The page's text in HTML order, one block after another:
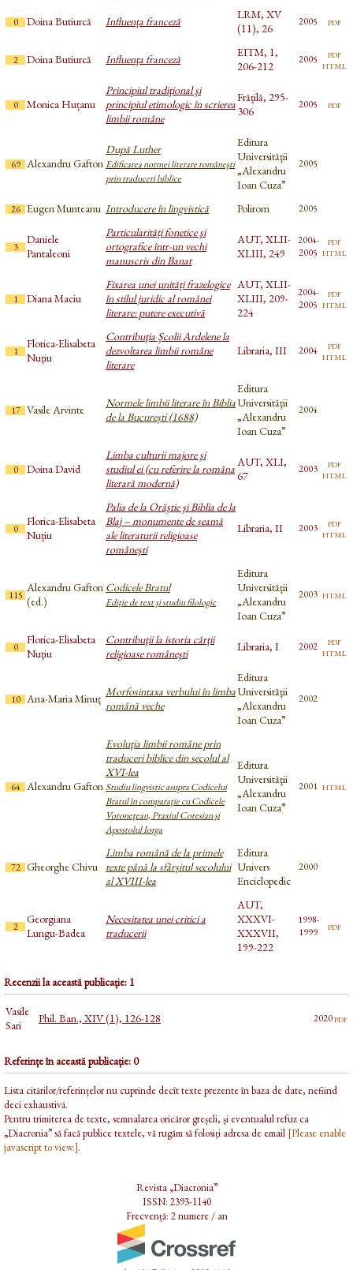
0 Doina Butiurcă Influența franceză
LRM, XV
(11), 26
2005 pdf
2 Doina Butiurcă Influenţa franceză
EITM, 1,
206-212
2005 pdf
html
0 Monica Huțanu
Principiul tradiţional şi
principiul etimologic în scrierea
limbii române
Frățilă, 295-
306
2005 pdf
69 Alexandru Gafton
După Luther
Edificarea normei literare româneşti
prin traduceri biblice
Editura
Universităţii
„Alexandru
Ioan Cuza”
2005
26 Eugen Munteanu Introducere în lingvistică Polirom 2005
3
Daniele
Pantaleoni
Particularități fonetice şi
ortografice într-un vechi
manuscris din Banat
AUT, XLII-
XLIII, 249
2004-
2005
pdf
html
1 Diana Maciu
Fixarea unei unități frazelogice
în stilul juridic al românei
literare: putere executivă
AUT, XLII-
XLIII, 209-
224
2004-
2005
pdf
html
1
Florica-Elisabeta
Nuțiu
Contribuţia Şcolii Ardelene la
dezvoltarea limbii române
literare
Libraria, III 2004 pdf
html
17 Vasile Arvinte
Normele limbii literare în Biblia
de la București (1688)
Editura
Universităţii
„Alexandru
Ioan Cuza”
2004
0 Doina David
Limba culturii majore şi
studiul ei (cu referire la româna
literară modernă)
AUT, XLI,
67
2003 pdf
html
0
Florica-Elisabeta
Nuțiu
Palia de la Orăştie şi Biblia de la
Blaj – monumente de seamă
ale literaturii religioase
româneşti
Libraria, II 2003 pdf
html
115
Alexandru Gafton
(ed.)
Codicele Bratul
Ediţie de text şi studiu filologic
Editura
Universităţii
„Alexandru
Ioan Cuza”
2003 html
0
Florica-Elisabeta
Nuțiu
Contribuţii la istoria cărţii
religioase româneşti
Libraria, I 2002 pdf
html
10 Ana-Maria Minuț Morfosintaxa verbului în limba
română veche
Editura
Universităţii
„Alexandru
Ioan Cuza”
2002
64 Alexandru Gafton
Evoluţia limbii române prin
traduceri biblice din secolul al
XVI-lea
Studiu lingvistic asupra Codicelui
Bratul în comparaţie cu Codicele
Voroneţean, Praxiul Coresian şi
Apostolul Iorga
Editura
Universităţii
„Alexandru
Ioan Cuza”
2001 html
72 Gheorghe Chivu
Limba română de la primele
texte până la sfârșitul secolului
al XVIII-lea
Editura
Univers
Enciclopedic
2000
2
Georgiana
Lungu-Badea
Necesitatea unei critici a
traducerii
AUT,
XXXVI-
XXXVII,
199-222
1998-
1999
pdf
Recenzii la această publicație: 1
Vasile
Sari
Phil. Ban., XIV (1), 126-128 2020pdf
Referințe în această publicație: 0
Lista citărilor/referințelor nu cuprinde decît texte prezente în baza de date, nefiind
deci exhaustivă.
Pentru trimiterea de texte, semnalarea oricăror greșeli, și eventualul refuz ca
„Diacronia” să facă publice textele, vă rugăm să folosiți adresa de email [Please enable
javascript to view.].
Revista „Diacronia”
ISSN: 2393-1140
Frecvență: 2 numere / an